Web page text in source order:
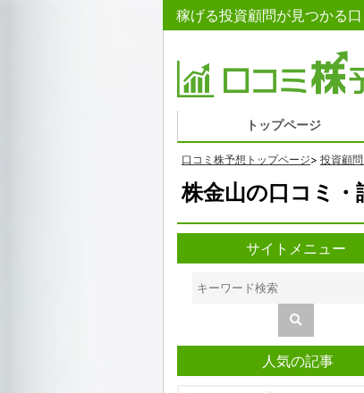
稼げる投資顧問が見つかる
トップページ
口コミ株予想トップページ> 投資顧
株金山の口コミ・
サイトメニュー
人気の記事